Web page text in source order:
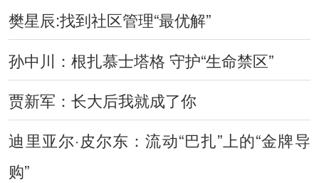
樊星辰:找到社区管理“最优解”
孙中川：根扎慕士塔格 守护“生命禁区”
贾新军：长大后我就成了你
迪里亚尔·皮尔东：流动“巴扎”上的“金牌导
购”